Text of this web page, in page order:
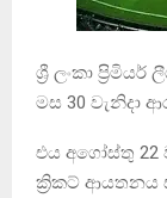
ශ්‍රී ලංකා
මස 30 වැනිදා
එය අගෝස්තු 22
ක්‍රිකට් ආයතනය